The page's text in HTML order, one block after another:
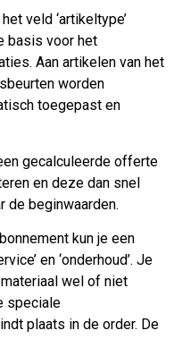
veld ‘artikeltype’
basis voor het
Aan artikelen van het
worden
toegepast en
gecalculeerde offerte
en deze dan snel
de beginwaarden.
kun je een
en ‘onderhoud’. Je
wel of niet
speciale
plaats in de order. De